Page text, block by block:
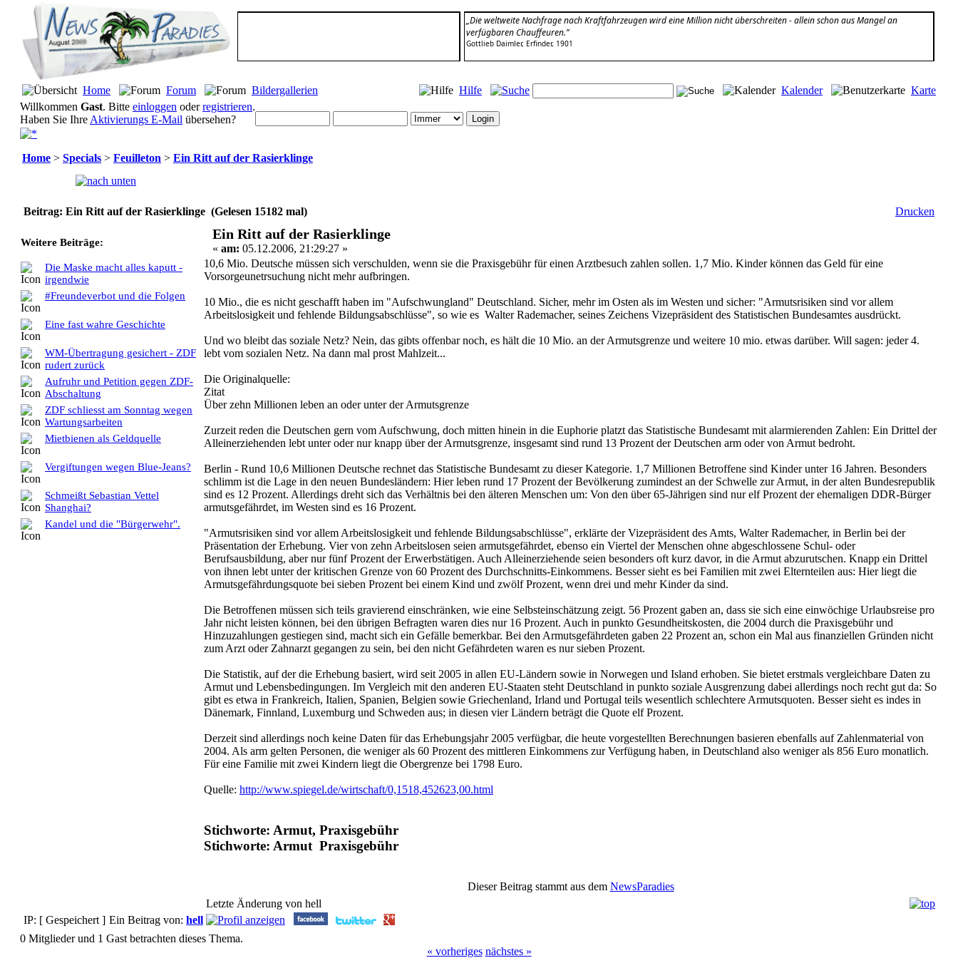
„Die weltweite Nachfrage nach Kraftfahrzeugen wird eine Million nicht überschreiten - allein schon aus Mangel an
verfügbaren Chauffeuren.”
Gottlieb Daimler, Erfinder, 1901
Home Forum Bildergallerien Hilfe Kalender
Karte
Willkommen Gast. Bitte einloggen oderregistrieren.
Haben Sie Ihre Aktivierungs E-Mail übersehen?
Home > Specials > Feuilleton > Ein Ritt auf der Rasierklinge
Beitrag: Ein Ritt auf der Rasierklinge (Gelesen 15182 mal) Drucken
Weitere Beiträge:
Die Maske macht alles kaputt -
irgendwie
#Freundeverbot und die Folgen
Eine fast wahre Geschichte
WM-Übertragung gesichert - ZDF
rudert zurück
Aufruhr und Petition gegen ZDF-
Abschaltung
ZDF schliesst am Sonntag wegen
Wartungsarbeiten
Mietbienen als Geldquelle
Vergiftungen wegen Blue-Jeans?
Schmeißt Sebastian Vettel
Shanghai?
Kandel und die "Bürgerwehr".
Ein Ritt auf der Rasierklinge
« am: 05.12.2006, 21:29:27 »
10,6 Mio. Deutsche müssen sich verschulden, wenn sie die Praxisgebühr für einen Arztbesuch zahlen sollen. 1,7 Mio. Kinder können das Geld für eine
Vorsorgeunetrsuchung nicht mehr aufbringen.
10 Mio., die es nicht geschafft haben im "Aufschwungland" Deutschland. Sicher, mehr im Osten als im Westen und sicher: "Armutsrisiken sind vor allem
Arbeitslosigkeit und fehlende Bildungsabschlüsse", so wie es Walter Rademacher, seines Zeichens Vizepräsident des Statistischen Bundesamtes ausdrückt.
Und wo bleibt das soziale Netz? Nein, das gibts offenbar noch, es hält die 10 Mio. an der Armutsgrenze und weitere 10 mio. etwas darüber. Will sagen: jeder 4.
lebt vom sozialen Netz. Na dann mal prost Mahlzeit...
Die Originalquelle:
Zitat
Über zehn Millionen leben an oder unter der Armutsgrenze
Zurzeit reden die Deutschen gern vom Aufschwung, doch mitten hinein in die Euphorie platzt das Statistische Bundesamt mit alarmierenden Zahlen: Ein Drittel der
Alleinerziehenden lebt unter oder nur knapp über der Armutsgrenze, insgesamt sind rund 13 Prozent der Deutschen arm oder von Armut bedroht.
Berlin - Rund 10,6 Millionen Deutsche rechnet das Statistische Bundesamt zu dieser Kategorie. 1,7 Millionen Betroffene sind Kinder unter 16 Jahren. Besonders
schlimm ist die Lage in den neuen Bundesländern: Hier leben rund 17 Prozent der Bevölkerung zumindest an der Schwelle zur Armut, in der alten Bundesrepublik
sind es 12 Prozent. Allerdings dreht sich das Verhältnis bei den älteren Menschen um: Von den über 65-Jährigen sind nur elf Prozent der ehemaligen DDR-Bürger
armutsgefährdet, im Westen sind es 16 Prozent.
"Armutsrisiken sind vor allem Arbeitslosigkeit und fehlende Bildungsabschlüsse", erklärte der Vizepräsident des Amts, Walter Rademacher, in Berlin bei der
Präsentation der Erhebung. Vier von zehn Arbeitslosen seien armutsgefährdet, ebenso ein Viertel der Menschen ohne abgeschlossene Schul- oder
Berufsausbildung, aber nur fünf Prozent der Erwerbstätigen. Auch Alleinerziehende seien besonders oft kurz davor, in die Armut abzurutschen. Knapp ein Drittel
von ihnen lebt unter der kritischen Grenze von 60 Prozent des Durchschnitts-Einkommens. Besser sieht es bei Familien mit zwei Elternteilen aus: Hier liegt die
Armutsgefährdungsquote bei sieben Prozent bei einem Kind und zwölf Prozent, wenn drei und mehr Kinder da sind.
Die Betroffenen müssen sich teils gravierend einschränken, wie eine Selbsteinschätzung zeigt. 56 Prozent gaben an, dass sie sich eine einwöchige Urlaubsreise pro
Jahr nicht leisten können, bei den übrigen Befragten waren dies nur 16 Prozent. Auch in punkto Gesundheitskosten, die 2004 durch die Praxisgebühr und
Hinzuzahlungen gestiegen sind, macht sich ein Gefälle bemerkbar. Bei den Armutsgefährdeten gaben 22 Prozent an, schon ein Mal aus finanziellen Gründen nicht
zum Arzt oder Zahnarzt gegangen zu sein, bei den nicht Gefährdeten waren es nur sieben Prozent.
Die Statistik, auf der die Erhebung basiert, wird seit 2005 in allen EU-Ländern sowie in Norwegen und Island erhoben. Sie bietet erstmals vergleichbare Daten zu
Armut und Lebensbedingungen. Im Vergleich mit den anderen EU-Staaten steht Deutschland in punkto soziale Ausgrenzung dabei allerdings noch recht gut da: So
gibt es etwa in Frankreich, Italien, Spanien, Belgien sowie Griechenland, Irland und Portugal teils wesentlich schlechtere Armutsquoten. Besser sieht es indes in
Dänemark, Finnland, Luxemburg und Schweden aus; in diesen vier Ländern beträgt die Quote elf Prozent.
Derzeit sind allerdings noch keine Daten für das Erhebungsjahr 2005 verfügbar, die heute vorgestellten Berechnungen basieren ebenfalls auf Zahlenmaterial von
2004. Als arm gelten Personen, die weniger als 60 Prozent des mittleren Einkommens zur Verfügung haben, in Deutschland also weniger als 856 Euro monatlich.
Für eine Familie mit zwei Kindern liegt die Obergrenze bei 1798 Euro.
Quelle: http://www.spiegel.de/wirtschaft/0,1518,452623,00.html
Stichworte: Armut, Praxisgebühr
Stichworte: Armut Praxisgebühr
Dieser Beitrag stammt aus dem NewsParadies
Letzte Änderung von hell
IP: [ Gespeichert ] Ein Beitrag von: hell
0 Mitglieder und 1 Gast betrachten dieses Thema.
« vorheriges nächstes »